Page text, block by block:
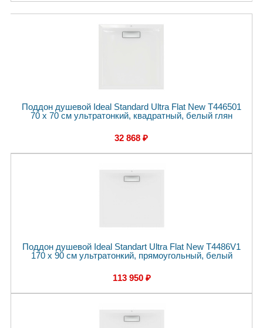
Поддон душевой Ideal Standard Ultra Flat New T446501
70 x 70 см ультратонкий, квадратный, белый глян
32 868 ₽
Поддон душевой Ideal Standart Ultra Flat New T4486V1
170 x 90 см ультратонкий, прямоугольный, белый
113 950 ₽